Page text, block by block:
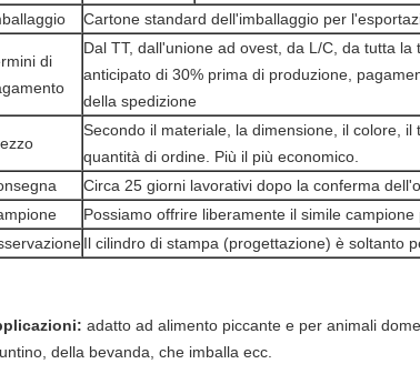
Cartone standard dell'imballaggio per
di
Dal TT, dall'unione ad ovest, da L/C, da tutta
anticipato di 30% prima di produzione,
della spedizione
Secondo il materiale, la dimensione, il colore,
quantità di ordine. Più il più economico.
Circa 25 giorni lavorativi dopo la conferma
Possiamo offrire liberamente il simile
Il cilindro di stampa (progettazione) è soltanto
adatto ad alimento piccante e per animali
della bevanda, che imballa ecc.